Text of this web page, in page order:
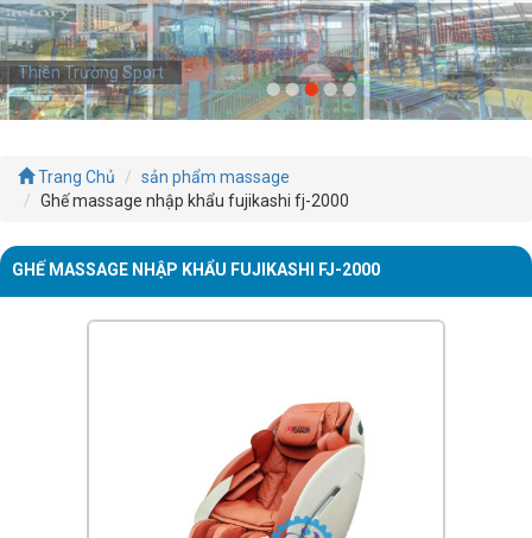
Thiên Trường Sport
Trang Chủ
sản phẩm massage
Ghế massage nhập khẩu fujikashi fj-2000
GHẾ MASSAGE NHẬP KHẨU FUJIKASHI FJ-2000